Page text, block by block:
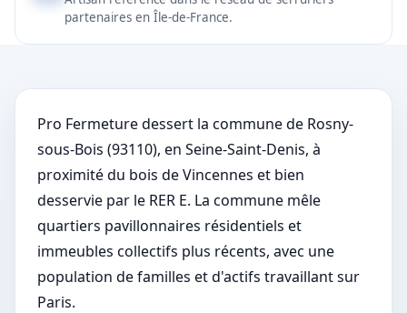
partenaires en Île-de-France.
Pro Fermeture dessert la commune de Rosny-
sous-Bois (93110), en Seine-Saint-Denis, à
proximité du bois de Vincennes et bien
desservie par le RER E. La commune mêle
quartiers pavillonnaires résidentiels et
immeubles collectifs plus récents, avec une
population de familles et d'actifs travaillant sur
Paris.